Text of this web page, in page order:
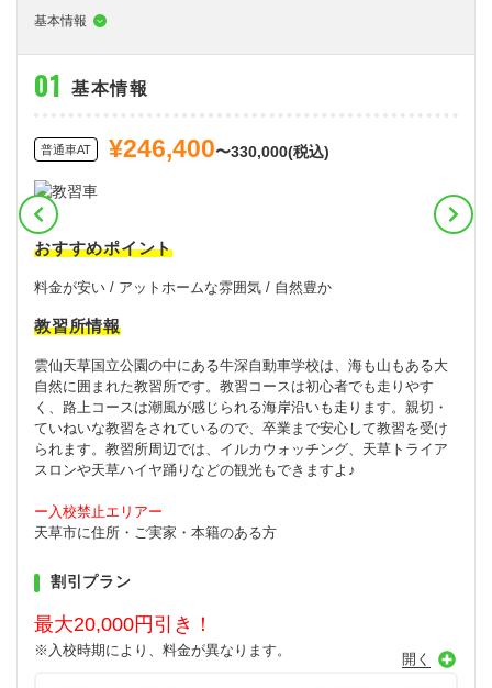
中型車
大型二種
普通二種
中型二種
大型車+大型特殊
大型車+けん引
大型特殊+けん引
大型車+大型特殊+けん引
中国エリア
四国エリア
九州エリア
沖縄エリア
温泉プランがある教習所
自炊ができる教習所
ホテルプランがある教習所
よくある質問
入校の流れ/スケジュール
給付金制度について
合宿免許とは
免許の行政処分と再取得について
取り消し処分を受けた方の再取得
初心運転者の処分と再試験
停止処分を受けた方の再取得
全国の運転免許センター・試験場一覧
基本情報
基本情報
普通車AT ¥246,400〜330,000(税込)
おすすめポイント
料金が安い / アットホームな雰囲気 / 自然豊か
教習所情報
雲仙天草国立公園の中にある牛深自動車学校は、海も山もある大
自然に囲まれた教習所です。教習コースは初心者でも走りやす
く、路上コースは潮風が感じられる海岸沿いも走ります。親切・
ていねいな教習をされているので、卒業まで安心して教習を受け
られます。教習所周辺では、イルカウォッチング、天草トライア
スロンや天草ハイヤ踊りなどの観光もできますよ♪
ー入校禁止エリアー
天草市に住所・ご実家・本籍のある方
割引プラン
最大20,000円引き！
※入校時期により、料金が異なります。